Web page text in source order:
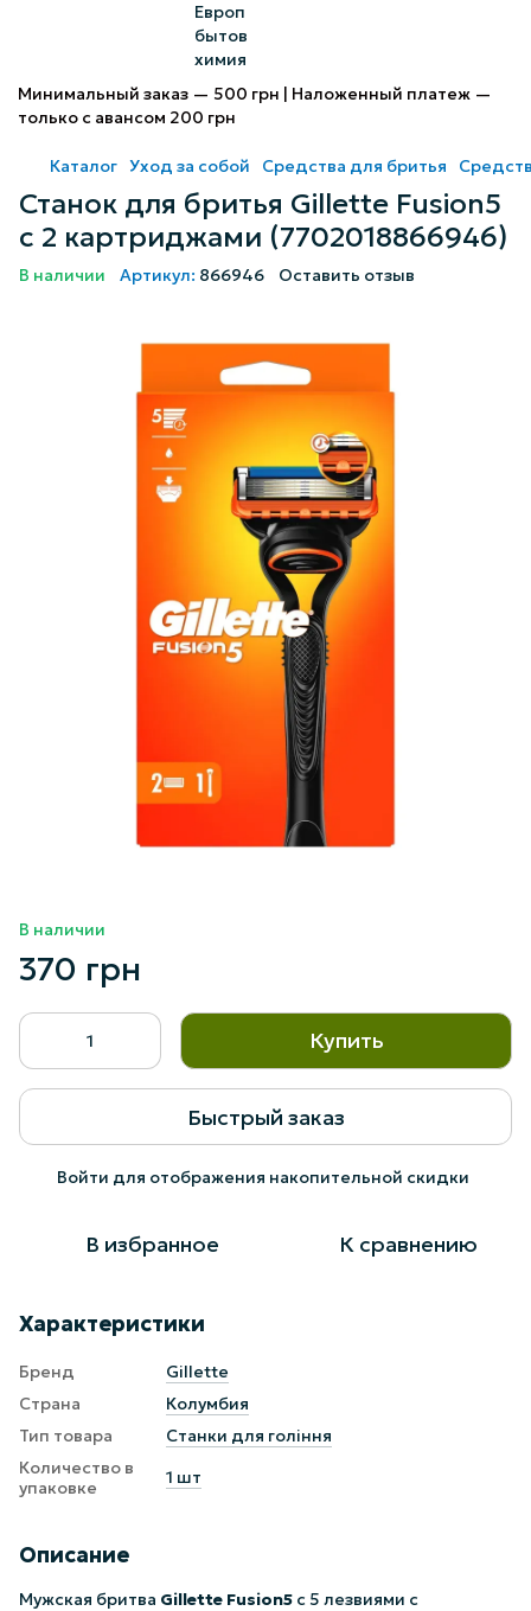
Минимальный заказ — 500 грн | Наложенный платеж —
только с авансом 200 грн
Каталог Уход за собой Средства для бритья
Станок для бритья Gillette Fusion5
с 2 картриджами (7702018866946)
В наличии Артикул: 866946 Оставить отзыв
В наличии
370 грн
Купить
Быстрый заказ
Войти для отображения накопительной скидки
В избранное К сравнению
Характеристики
Бренд
Gillette
Страна
Колумбия
Тип товара
Станки для гоління
Количество в
упаковке
1 шт
Описание
Мужская бритва Gillette Fusion5 с 5 лезвиями с